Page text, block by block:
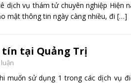
dịch vụ thám tử chuyên nghiệp Hiện
mật thông tin ngày càng nhiều, đi […]
tại Quảng Trị
muốn sử dụng 1 trong các dịch vụ